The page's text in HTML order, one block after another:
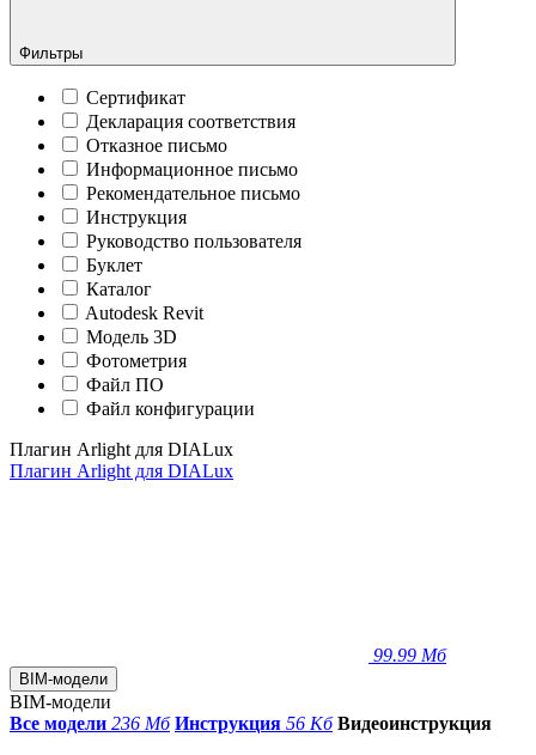
Фильтры
Сертификат
Декларация соответствия
Отказное письмо
Информационное письмо
Рекомендательное письмо
Инструкция
Руководство пользователя
Буклет
Каталог
Autodesk Revit
Модель 3D
Фотометрия
Файл ПО
Файл конфигурации
Плагин Arlight для DIALux
Плагин Arlight для DIALux
99.99 Мб
BIM-модели
BIM-модели
Все модели 236 Мб Инструкция 56 Кб Видеоинструкция